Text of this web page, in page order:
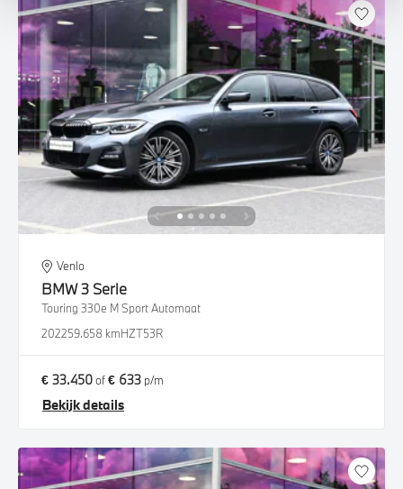
Venlo
BMW3 Serie
Touring 330e M Sport Automaat
202259.658 kmHZT53R
€ 33.450of€ 633 p/m
Bekijk details